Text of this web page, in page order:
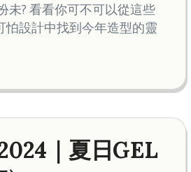
未? 看看你可不可以從這些
怕設計中找到今年造型的靈
｜夏日GEL